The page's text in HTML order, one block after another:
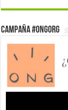
Campaña #ONGorg